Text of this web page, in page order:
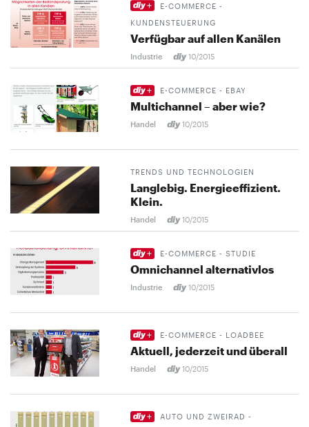
E-COMMERCE -
KUNDENSTEUERUNG
Verfügbar auf allen Kanälen
Industrie 10/2015
E-COMMERCE - EBAY
Multichannel – aber wie?
Handel 10/2015
TRENDS UND TECHNOLOGIEN
Langlebig. Energieeffizient.
Klein.
Handel 10/2015
E-COMMERCE - STUDIE
Omnichannel alternativlos
Industrie 10/2015
E-COMMERCE - LOADBEE
Aktuell, jederzeit und überall
Handel 10/2015
AUTO UND ZWEIRAD -